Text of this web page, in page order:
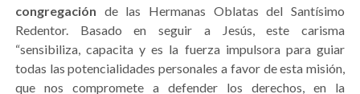
congregación de las Hermanas Oblatas del Santísimo
Redentor. Basado en seguir a Jesús, este carisma
“sensibiliza, capacita y es la fuerza impulsora para guiar
todas las potencialidades personales a favor de esta misión,
que nos compromete a defender los derechos, en la